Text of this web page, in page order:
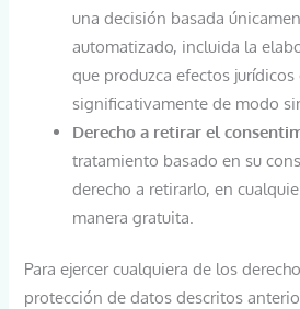
una decisión basada
automatizado, incluida la
que produzca efectos jurídicos
significativamente de modo
Derecho a retirar el
tratamiento basado en su
derecho a retirarlo, en
manera gratuita.
Para ejercer cualquiera de los
protección de datos descritos